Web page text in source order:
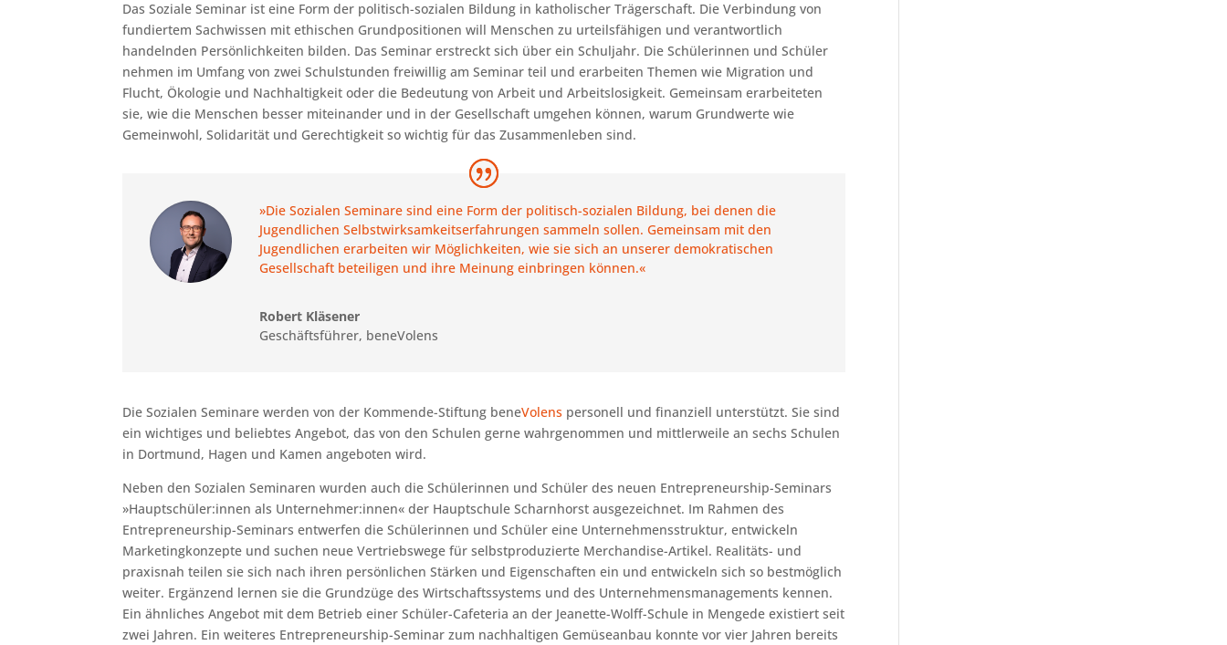
Das Soziale Seminar ist eine Form der politisch-sozialen Bildung in katholischer Trägerschaft. Die Verbindung von
fundiertem Sachwissen mit ethischen Grundpositionen will Menschen zu urteilsfähigen und verantwortlich
handelnden Persönlichkeiten bilden. Das Seminar erstreckt sich über ein Schuljahr. Die Schülerinnen und Schüler
nehmen im Umfang von zwei Schulstunden freiwillig am Seminar teil und erarbeiten Themen wie Migration und
Flucht, Ökologie und Nachhaltigkeit oder die Bedeutung von Arbeit und Arbeitslosigkeit. Gemeinsam erarbeiteten
sie, wie die Menschen besser miteinander und in der Gesellschaft umgehen können, warum Grundwerte wie
Gemeinwohl, Solidarität und Gerechtigkeit so wichtig für das Zusammenleben sind.
»Die Sozialen Seminare sind eine Form der politisch-sozialen Bildung, bei denen die
Jugendlichen Selbstwirksamkeitserfahrungen sammeln sollen. Gemeinsam mit den
Jugendlichen erarbeiten wir Möglichkeiten, wie sie sich an unserer demokratischen
Gesellschaft beteiligen und ihre Meinung einbringen können.«
Robert Kläsener
Geschäftsführer, beneVolens
Die Sozialen Seminare werden von der Kommende-Stiftung beneVolens personell und finanziell unterstützt. Sie sind
ein wichtiges und beliebtes Angebot, das von den Schulen gerne wahrgenommen und mittlerweile an sechs Schulen
in Dortmund, Hagen und Kamen angeboten wird.
Neben den Sozialen Seminaren wurden auch die Schülerinnen und Schüler des neuen Entrepreneurship-Seminars
»Hauptschüler:innen als Unternehmer:innen« der Hauptschule Scharnhorst ausgezeichnet. Im Rahmen des
Entrepreneurship-Seminars entwerfen die Schülerinnen und Schüler eine Unternehmensstruktur, entwickeln
Marketingkonzepte und suchen neue Vertriebswege für selbstproduzierte Merchandise-Artikel. Realitäts- und
praxisnah teilen sie sich nach ihren persönlichen Stärken und Eigenschaften ein und entwickeln sich so bestmöglich
weiter. Ergänzend lernen sie die Grundzüge des Wirtschaftssystems und des Unternehmensmanagements kennen.
Ein ähnliches Angebot mit dem Betrieb einer Schüler-Cafeteria an der Jeanette-Wolff-Schule in Mengede existiert seit
zwei Jahren. Ein weiteres Entrepreneurship-Seminar zum nachhaltigen Gemüseanbau konnte vor vier Jahren bereits